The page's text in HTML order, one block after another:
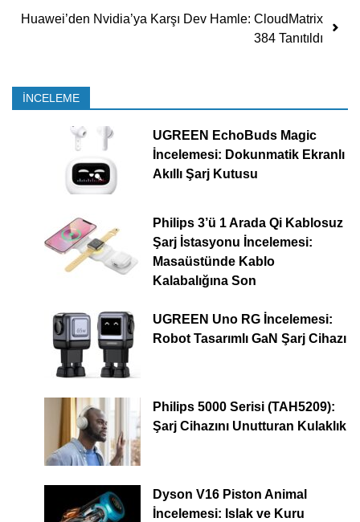
Huawei’den Nvidia’ya Karşı Dev Hamle: CloudMatrix
384 Tanıtıldı
İNCELEME
UGREEN EchoBuds Magic
İncelemesi: Dokunmatik Ekranlı
Akıllı Şarj Kutusu
Philips 3’ü 1 Arada Qi Kablosuz
Şarj İstasyonu İncelemesi:
Masaüstünde Kablo
Kalabalığına Son
UGREEN Uno RG İncelemesi:
Robot Tasarımlı GaN Şarj Cihazı
Philips 5000 Serisi (TAH5209):
Şarj Cihazını Unutturan Kulaklık
Dyson V16 Piston Animal
İncelemesi: Islak ve Kuru